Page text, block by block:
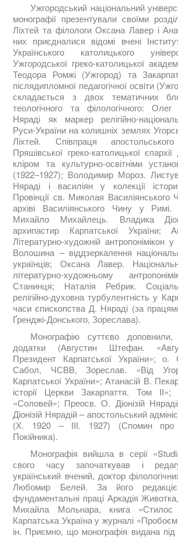
Ужгородський національний
монографії презентували своїми
Ліхтей та філологи Оксана Лавер і
них приєдналися відомі вчені
Українського католицького
Ужгородської греко-католицької
Теодора Ромжі (Ужгород) та
післядипломної педагогічної освіти
складається з двох тематичних
теологічного та філологічного:
Няраді як маркер релігійно-
Руси-України на колишніх землях
Ліхтей. Співпраця апостольського
Пряшівської греко-католицької єпархії
кліром та культурно-освітніми
(1922–1927); Володимир Мороз.
Няраді і василіян у колекції
Провінції св. Миколая
архіві Василіянського Чину у
Михайло Михайлець. Владика
архипастир Карпатської України;
Літературно-художній антропонімікон
Волошина – віддзеркалення
українців; Оксана Лавер.
літературно-художньому
Станинця; Наталія Ребрик.
релігійно-духовна турбулентність у
часи єпископства Д. Няраді (за
Ґренджі-Донського, Зореслава).
Монографію суттєво
додатки (Августин Штефан.
Президент Карпатської України»; о.
Сабол, ЧСВВ, Зореслав. «Від
Карпатської України»; Атанасій В.
історії Церкви Закарпаття. Том II»;
«Соловей»; Преосв. О. Діонізій
Діонізій Нярадій – апостольський
(Х. 1920 – III. 1927) (Спомин про
Покійника).
Монографія вийшла в серії
свого часу започаткував і
український вчений, доктор
Любомир Белей. За його
фундаментальні праці Аркадія
Михайла Мольнара, книга «Стилос
Карпатська Україна у журналі
ін. Приємно, що монографія видана